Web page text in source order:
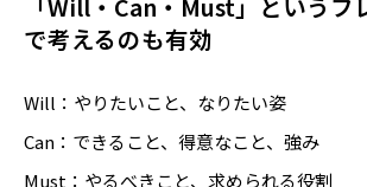
で考えるのも有効
Will：やりたいこと、なりたい姿
Can：できること、得意なこと、強み
Must：やるべきこと、求められる役割